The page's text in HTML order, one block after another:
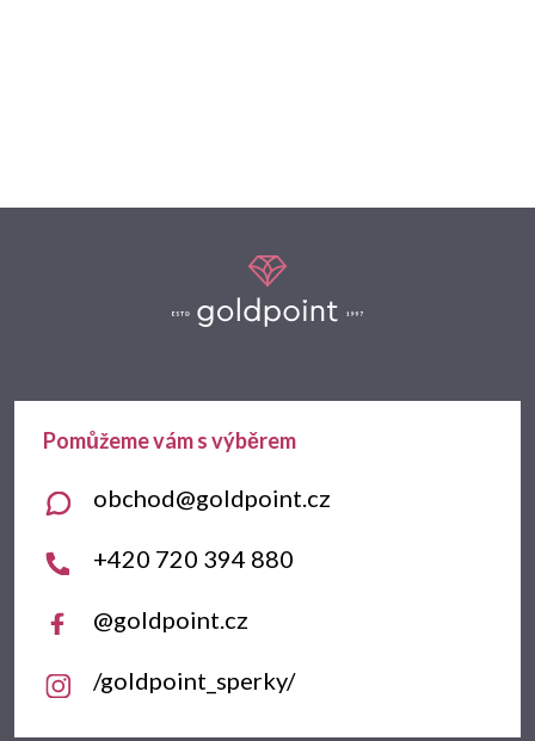
a
obchod@goldpoint.cz
+420 720 394 880
@goldpoint.cz
/goldpoint_sperky/